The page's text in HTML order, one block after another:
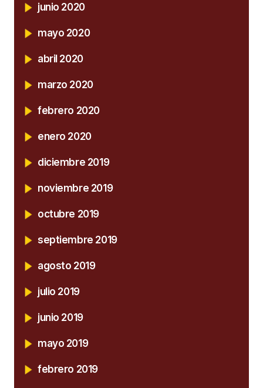
junio 2020
mayo 2020
abril 2020
marzo 2020
febrero 2020
enero 2020
diciembre 2019
noviembre 2019
octubre 2019
septiembre 2019
agosto 2019
julio 2019
junio 2019
mayo 2019
febrero 2019